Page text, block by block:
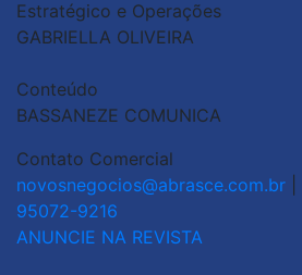
Estratégico e Operações
GABRIELLA OLIVEIRA
Conteúdo
BASSANEZE COMUNICA
Contato Comercial
novosnegocios@abrasce.com.br
95072-9216
ANUNCIE NA REVISTA